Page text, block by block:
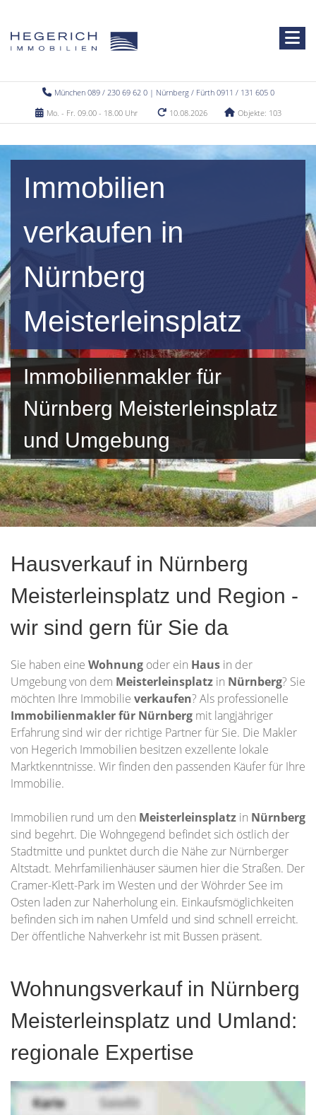
München 089 / 230 69 62 0 | Nürnberg / Fürth 0911 / 131 605 0
Mo. - Fr. 09.00 - 18.00 Uhr
10.08.2026 Objekte: 103
Immobilien
verkaufen in
Nürnberg
Meisterleinsplatz
Immobilienmakler für
Nürnberg Meisterleinsplatz
und Umgebung
Hausverkauf in Nürnberg
Meisterleinsplatz und Region -
wir sind gern für Sie da
Sie haben eine Wohnung oder ein Haus in der
Umgebung von dem Meisterleinsplatz in Nürnberg? Sie
möchten Ihre Immobilie verkaufen? Als professionelle
Immobilienmakler für Nürnberg mit langjähriger
Erfahrung sind wir der richtige Partner für Sie. Die Makler
von Hegerich Immobilien besitzen exzellente lokale
Marktkenntnisse. Wir finden den passenden Käufer für Ihre
Immobilie.
Immobilien rund um den Meisterleinsplatz in Nürnberg
sind begehrt. Die Wohngegend befindet sich östlich der
Stadtmitte und punktet durch die Nähe zur Nürnberger
Altstadt. Mehrfamilienhäuser säumen hier die Straßen. Der
Cramer-Klett-Park im Westen und der Wöhrder See im
Osten laden zur Naherholung ein. Einkaufsmöglichkeiten
befinden sich im nahen Umfeld und sind schnell erreicht.
Der öffentliche Nahverkehr ist mit Bussen präsent.
Wohnungsverkauf in Nürnberg
Meisterleinsplatz und Umland:
regionale Expertise